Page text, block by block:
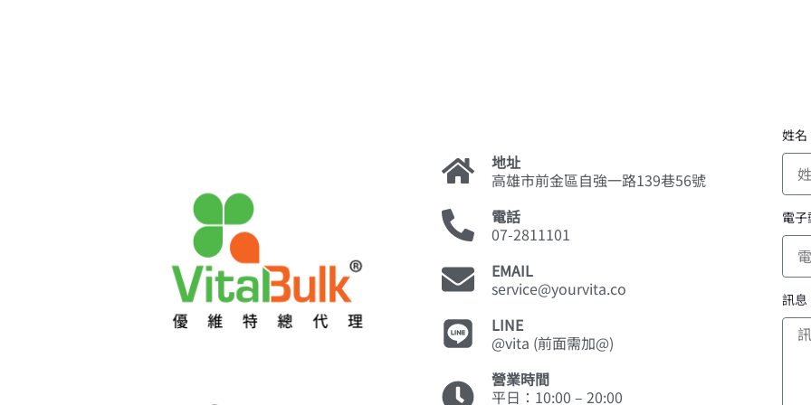
地址
高雄市前金區自強一路139巷56號
電話
07-2811101
EMAIL
service@yourvita.co
LINE
@vita (前面需加@)
營業時間
平日：10:00 – 20:00
姓名
電
訊息